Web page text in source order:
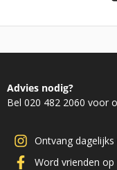
Advies nodig?
Bel 020 482 2060 voor
Ontvang
Word vrienden